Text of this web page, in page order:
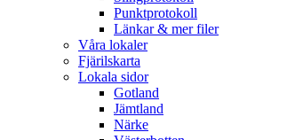
Punktprotokoll
Länkar & mer filer
Våra lokaler
Fjärilskarta
Lokala sidor
Gotland
Jämtland
Närke